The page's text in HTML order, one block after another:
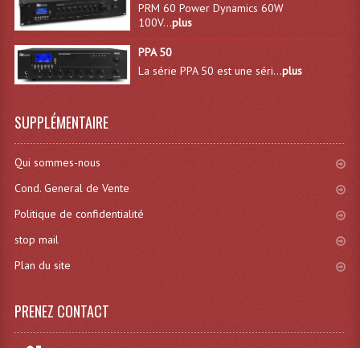
PRM 60 Power Dynamics 60W
100V...plus
PPA 50
La série PPA 50 est une séri...plus
SUPPLÉMENTAIRE
Qui sommes-nous
Cond. General de Vente
Politique de confidentialité
stop mail
Plan du site
PRENEZ CONTACT